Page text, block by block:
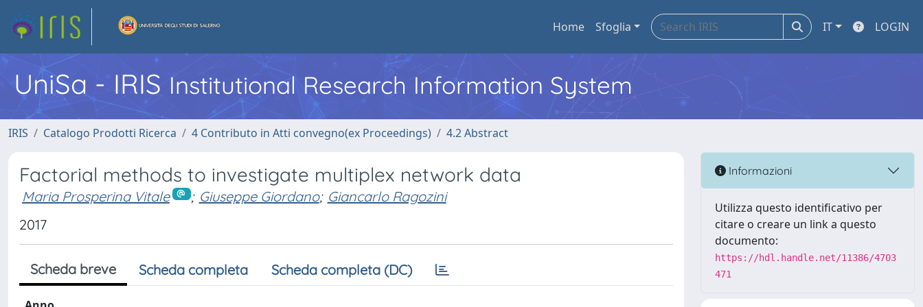
Home Sfoglia IT LOGIN
UniSa - IRIS Institutional Research Information System
IRIS Catalogo Prodotti Ricerca 4 Contributo in Atti convegno(ex Proceedings) 4.2 Abstract
Factorial methods to investigate multiplex network data
Maria Prosperina Vitale ; Giuseppe Giordano; Giancarlo Ragozini
2017
Scheda breve Scheda completa Scheda completa (DC)
Informazioni
Utilizza questo identificativo per
citare o creare un link a questo
documento:
https://hdl.handle.net/11386/4703
471